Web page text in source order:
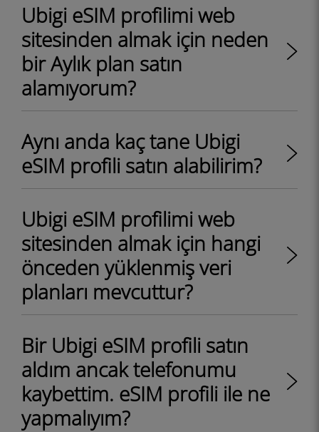
Ubigi eSIM profilimi web
sitesinden almak için neden
bir Aylık plan satın
alamıyorum?
Aynı anda kaç tane Ubigi
eSIM profili satın alabilirim?
Ubigi eSIM profilimi web
sitesinden almak için hangi
önceden yüklenmiş veri
planları mevcuttur?
Bir Ubigi eSIM profili satın
aldım ancak telefonumu
kaybettim. eSIM profili ile ne
yapmalıyım?